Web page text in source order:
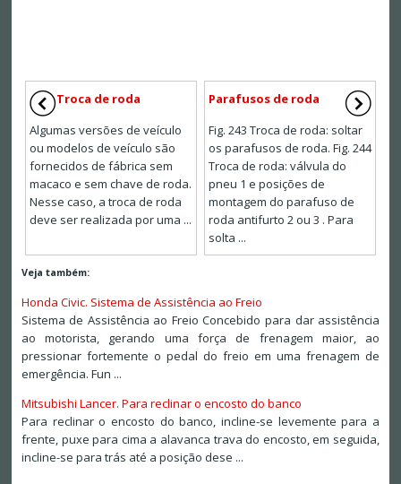
Troca de roda
Algumas versões de veículo
ou modelos de veículo são
fornecidos de fábrica sem
macaco e sem chave de roda.
Nesse caso, a troca de roda
deve ser realizada por uma ...
Parafusos de roda
Fig. 243 Troca de roda: soltar
os parafusos de roda. Fig. 244
Troca de roda: válvula do
pneu 1 e posições de
montagem do parafuso de
roda antifurto 2 ou 3 . Para
solta ...
Veja também:
Honda Civic. Sistema de Assistência ao Freio
Sistema de Assistência ao Freio Concebido para dar assistência
ao motorista, gerando uma força de frenagem maior, ao
pressionar fortemente o pedal do freio em uma frenagem de
emergência. Fun ...
Mitsubishi Lancer. Para reclinar o encosto do banco
Para reclinar o encosto do banco, incline-se levemente para a
frente, puxe para cima a alavanca trava do encosto, em seguida,
incline-se para trás até a posição dese ...